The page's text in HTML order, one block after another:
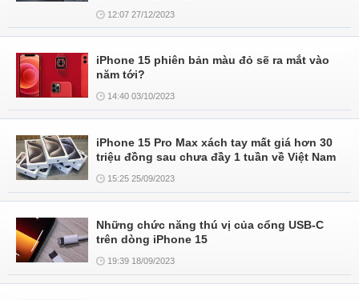
12:07 27/12/2023
iPhone 15 phiên bản màu đỏ sẽ ra mắt vào
năm tới?
14:40 03/10/2023
iPhone 15 Pro Max xách tay mất giá hơn 30
triệu đồng sau chưa đầy 1 tuần về Việt Nam
15:25 25/09/2023
Những chức năng thú vị của cổng USB-C
trên dòng iPhone 15
19:39 18/09/2023